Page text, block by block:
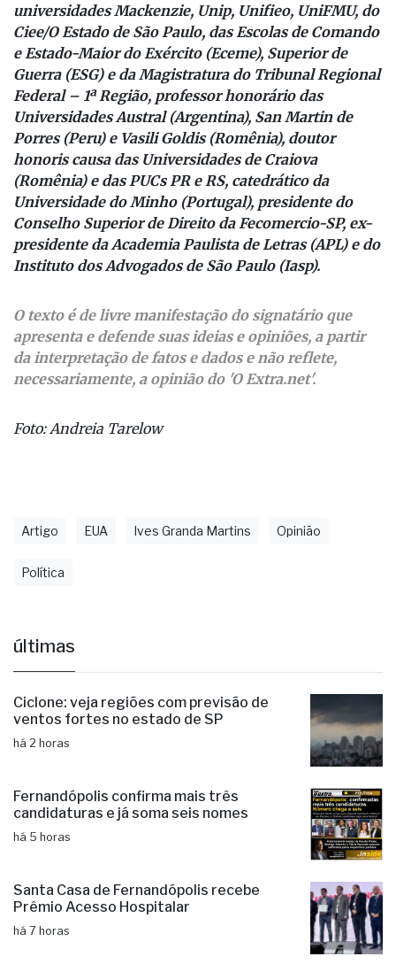
universidades Mackenzie, Unip, Unifieo, UniFMU, do
Ciee/O Estado de São Paulo, das Escolas de Comando
e Estado-Maior do Exército (Eceme), Superior de
Guerra (ESG) e da Magistratura do Tribunal Regional
Federal – 1ª Região, professor honorário das
Universidades Austral (Argentina), San Martin de
Porres (Peru) e Vasili Goldis (Romênia), doutor
honoris causa das Universidades de Craiova
(Romênia) e das PUCs PR e RS, catedrático da
Universidade do Minho (Portugal), presidente do
Conselho Superior de Direito da Fecomercio-SP, ex-
presidente da Academia Paulista de Letras (APL) e do
Instituto dos Advogados de São Paulo (Iasp).
O texto é de livre manifestação do signatário que
apresenta e defende suas ideias e opiniões, a partir
da interpretação de fatos e dados e não reflete,
necessariamente, a opinião do 'O Extra.net'.
Foto: Andreia Tarelow
Artigo EUA Ives Granda Martins Opinião
Política
últimas
Ciclone: veja regiões com previsão de
ventos fortes no estado de SP
há 2 horas
Fernandópolis confirma mais três
candidaturas e já soma seis nomes
há 5 horas
Santa Casa de Fernandópolis recebe
Prêmio Acesso Hospitalar
há 7 horas